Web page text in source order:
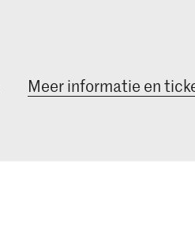
Meer informatie en